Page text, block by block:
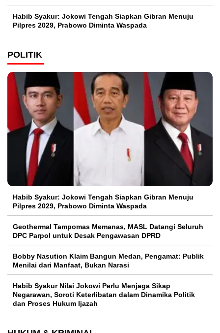
Habib Syakur: Jokowi Tengah Siapkan Gibran Menuju
Pilpres 2029, Prabowo Diminta Waspada
POLITIK
Habib Syakur: Jokowi Tengah Siapkan Gibran Menuju
Pilpres 2029, Prabowo Diminta Waspada
Geothermal Tampomas Memanas, MASL Datangi Seluruh
DPC Parpol untuk Desak Pengawasan DPRD
Bobby Nasution Klaim Bangun Medan, Pengamat: Publik
Menilai dari Manfaat, Bukan Narasi
Habib Syakur Nilai Jokowi Perlu Menjaga Sikap
Negarawan, Soroti Keterlibatan dalam Dinamika Politik
dan Proses Hukum Ijazah